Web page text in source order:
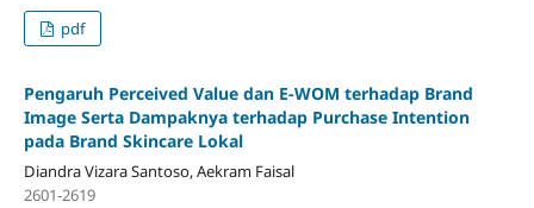
pdf
Pengaruh Perceived Value dan E-WOM terhadap Brand
Image Serta Dampaknya terhadap Purchase Intention
pada Brand Skincare Lokal
Diandra Vizara Santoso, Aekram Faisal
2601-2619